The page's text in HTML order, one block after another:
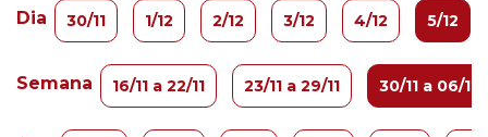
Dia 30/11 1/12 2/12 3/12 4/12 5/12
Semana 16/11 a 22/11 23/11 a 29/11 30/11 a 06/12